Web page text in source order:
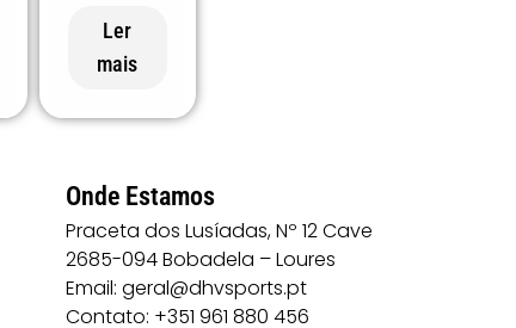
Ler
mais
Onde Estamos
Praceta dos Lusíadas, Nº 12 Cave
2685-094 Bobadela – Loures
Email: geral@dhvsports.pt
Contato: +351 961 880 456